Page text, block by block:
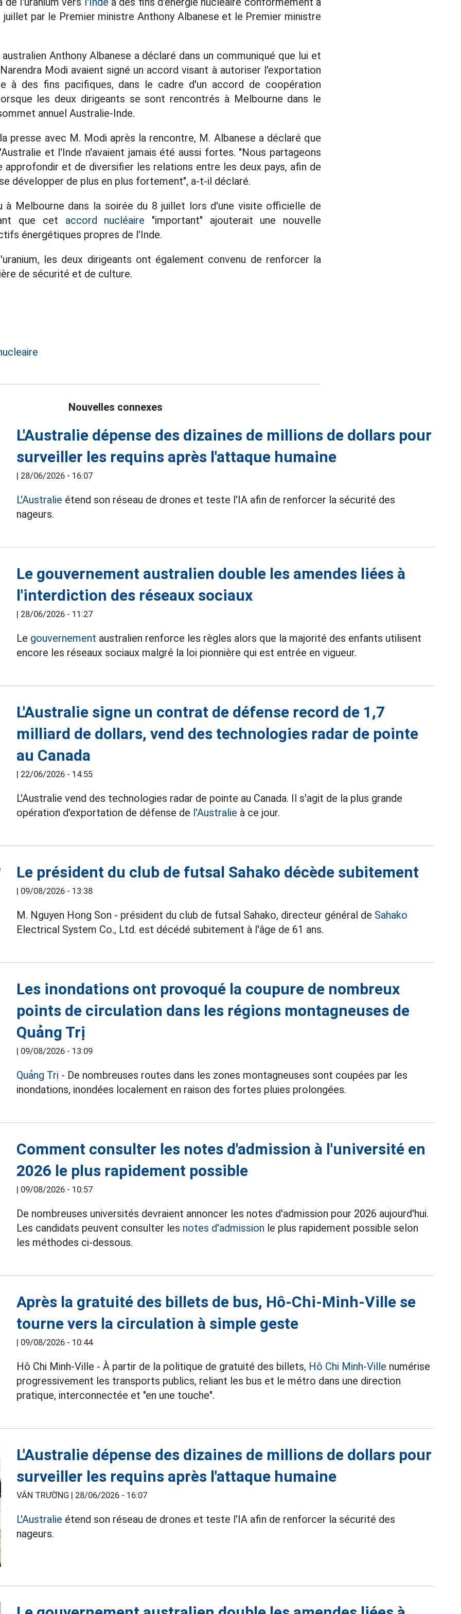
juillet par le Premier ministre Anthony Albanese et le Premier ministre
Anthony Albanese a déclaré dans un communiqué que lui et
Modi avaient signé un accord visant à autoriser l'exportation
à des fins pacifiques, dans le cadre d'un accord de coopération
les deux dirigeants se sont rencontrés à Melbourne dans le
annuel Australie-Inde.
presse avec M. Modi après la rencontre, M. Albanese a déclaré que
et l'Inde n'avaient jamais été aussi fortes. "Nous partageons
et de diversifier les relations entre les deux pays, afin de
développer de plus en plus fortement", a-t-il déclaré.
à Melbourne dans la soirée du 8 juillet lors d'une visite officielle de
que cet accord nucléaire "important" ajouterait une nouvelle
énergétiques propres de l'Inde.
les deux dirigeants ont également convenu de renforcer la
de sécurité et de culture.
Nouvelles connexes
L'Australie dépense des dizaines de millions de dollars pour
surveiller les requins après l'attaque humaine
| 28/06/2026 - 16:07
L'Australie étend son réseau de drones et teste l'IA afin de renforcer la sécurité des
nageurs.
Le gouvernement australien double les amendes liées à
l'interdiction des réseaux sociaux
| 28/06/2026 - 11:27
Le gouvernement australien renforce les règles alors que la majorité des enfants utilisent
encore les réseaux sociaux malgré la loi pionnière qui est entrée en vigueur.
L'Australie signe un contrat de défense record de 1,7
milliard de dollars, vend des technologies radar de pointe
au Canada
| 22/06/2026 - 14:55
L'Australie vend des technologies radar de pointe au Canada. Il s'agit de la plus grande
opération d'exportation de défense de l'Australie à ce jour.
Le président du club de futsal Sahako décède subitement
| 09/08/2026 - 13:38
M. Nguyen Hong Son - président du club de futsal Sahako, directeur général de Sahako
Electrical System Co., Ltd. est décédé subitement à l'âge de 61 ans.
Les inondations ont provoqué la coupure de nombreux
points de circulation dans les régions montagneuses de
Quảng Trị
| 09/08/2026 - 13:09
Quảng Trị - De nombreuses routes dans les zones montagneuses sont coupées par les
inondations, inondées localement en raison des fortes pluies prolongées.
Comment consulter les notes d'admission à l'université en
2026 le plus rapidement possible
| 09/08/2026 - 10:57
De nombreuses universités devraient annoncer les notes d'admission pour 2026 aujourd'hui.
Les candidats peuvent consulter les notes d'admission le plus rapidement possible selon
les méthodes ci-dessous.
Après la gratuité des billets de bus, Hô-Chi-Minh-Ville se
tourne vers la circulation à simple geste
| 09/08/2026 - 10:44
Hô Chi Minh-Ville - À partir de la politique de gratuité des billets, Hô Chi Minh-Ville numérise
progressivement les transports publics, reliant les bus et le métro dans une direction
pratique, interconnectée et "en une touche".
L'Australie dépense des dizaines de millions de dollars pour
surveiller les requins après l'attaque humaine
VÂN TRƯỜNG | 28/06/2026 - 16:07
L'Australie étend son réseau de drones et teste l'IA afin de renforcer la sécurité des
nageurs.